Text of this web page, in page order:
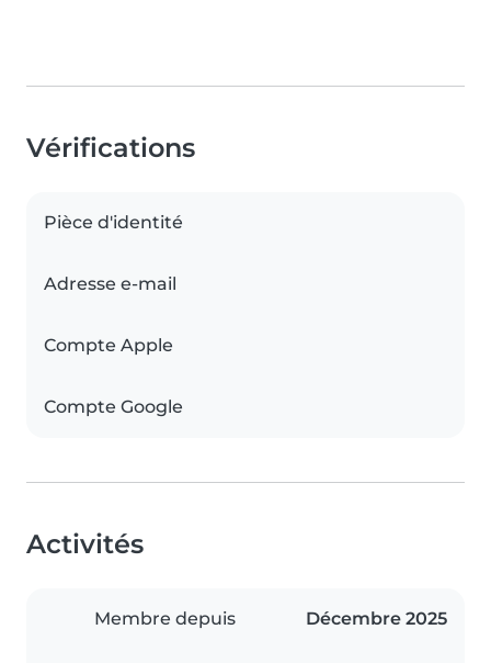
Vérifications
Pièce d'identité
Adresse e-mail
Compte Apple
Compte Google
Activités
Membre depuis Décembre 2025